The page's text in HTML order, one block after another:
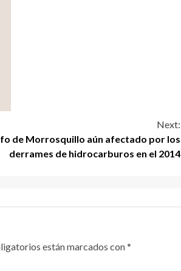
Next:
de Morrosquillo aún afectado por los
derrames de hidrocarburos en el 2014
están marcados con*